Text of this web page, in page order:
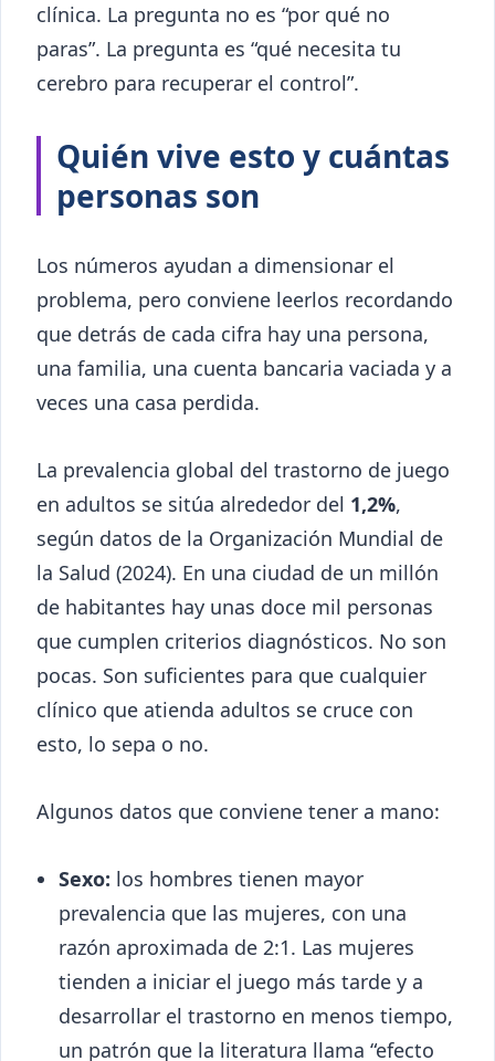
clínica. La pregunta no es “por qué no
paras”. La pregunta es “qué necesita tu
cerebro para recuperar el control”.
Quién vive esto y cuántas
personas son
Los números ayudan a dimensionar el
problema, pero conviene leerlos recordando
que detrás de cada cifra hay una persona,
una familia, una cuenta bancaria vaciada y a
veces una casa perdida.
La prevalencia global del trastorno de juego
en adultos se sitúa alrededor del 1,2%,
según datos de la Organización Mundial de
la Salud (2024). En una ciudad de un millón
de habitantes hay unas doce mil personas
que cumplen criterios diagnósticos. No son
pocas. Son suficientes para que cualquier
clínico que atienda adultos se cruce con
esto, lo sepa o no.
Algunos datos que conviene tener a mano:
Sexo: los hombres tienen mayor
prevalencia que las mujeres, con una
razón aproximada de 2:1. Las mujeres
tienden a iniciar el juego más tarde y a
desarrollar el trastorno en menos tiempo,
un patrón que la literatura llama “efecto